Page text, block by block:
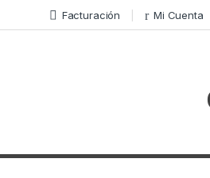
Facturación Mi Cuenta